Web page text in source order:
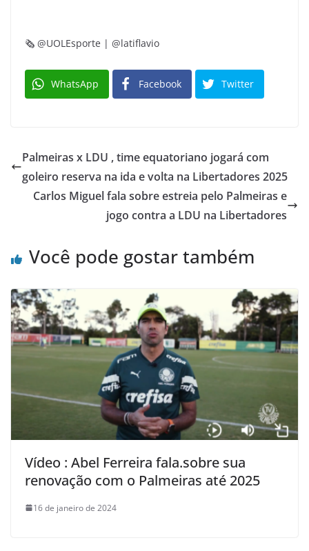
🗞️ @UOLEsporte | @latiflavio
WhatsApp Facebook Twitter
Palmeiras x LDU , time equatoriano jogará com
goleiro reserva na ida e volta na Libertadores 2025
Carlos Miguel fala sobre estreia pelo Palmeiras e
jogo contra a LDU na Libertadores
Você pode gostar também
Vídeo : Abel Ferreira fala.sobre sua
renovação com o Palmeiras até 2025
16 de janeiro de 2024